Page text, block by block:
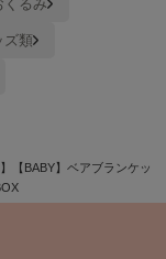
るみ
ズ類
【BABY】ベアブランケッ